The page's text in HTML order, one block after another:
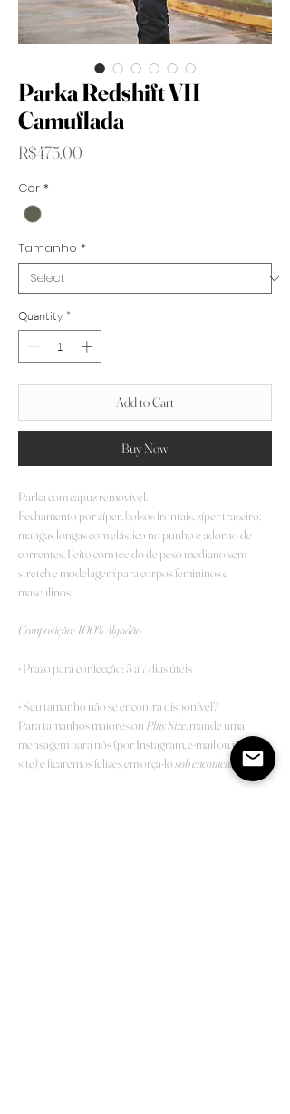
Parka Redshift VII
Camuflada
R$475.00
Cor *
Tamanho *
Quantity *
Add to Cart
Buy Now
Parka com capuz removível.
Fechamento por zíper, bolsos frontais, zíper traseiro,
mangas longas com elástico no punho e adorno de
correntes. Feito com tecido de peso mediano sem
stretch e modelagem para corpos femininos e
masculinos.
Composição: 100% Algodão.
• Prazo para confecção: 5 a 7 dias úteis
• Seu tamanho não se encontra disponível?
Para tamanhos maiores ou Plus Size, mande uma
mensagem para nós (por Instagram, e-mail ou pelo
site) e ficaremos felizes em orçá-losob encomenda .